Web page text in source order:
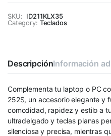
SKU: ID211KLX35
Category: Teclados
DescripciónInformación
Complementa tu laptop o PC
252S, un accesorio elegante y
comodidad, rapidez y estilo a
ultradelgado y teclas planas
silenciosa y precisa, mientras